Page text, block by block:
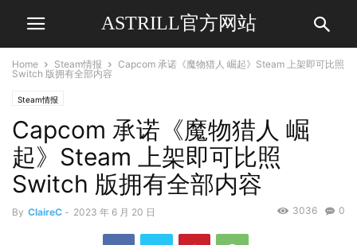
ASTRILL官方网站
Home Steam情报
Capcom 承诺《魔物猎人 崛起》Steam 上架即可比照
Switch 版拥有全部内容
Steam情报
Capcom 承诺《魔物猎人 崛
起》Steam 上架即可比照
Switch 版拥有全部内容
By ClaireC - 2023 年 6 月 20 日 0
3036